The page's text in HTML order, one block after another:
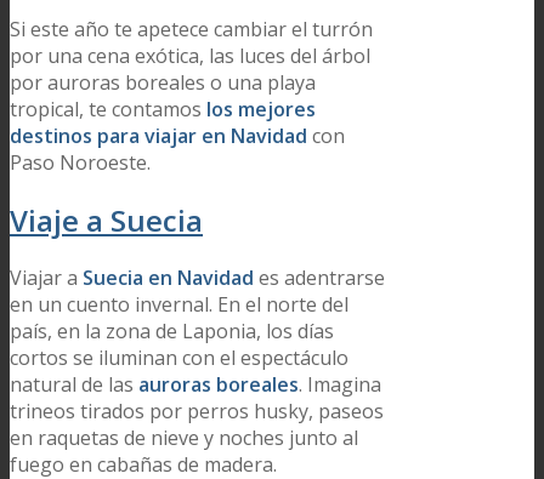
Si este año te apetece cambiar el turrón
por una cena exótica, las luces del árbol
por auroras boreales o una playa
tropical, te contamos los mejores
destinos para viajar en Navidad con
Paso Noroeste.
Viaje a Suecia
Viajar a Suecia en Navidad es adentrarse
en un cuento invernal. En el norte del
país, en la zona de Laponia, los días
cortos se iluminan con el espectáculo
natural de las auroras boreales. Imagina
trineos tirados por perros husky, paseos
en raquetas de nieve y noches junto al
fuego en cabañas de madera.